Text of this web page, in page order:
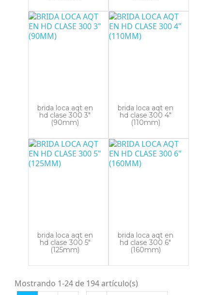
brida loca aqt en
hd clase 300 3"
(90mm)
brida loca aqt en
hd clase 300 4"
(110mm)
brida loca aqt en
hd clase 300 5"
(125mm)
brida loca aqt en
hd clase 300 6"
(160mm)
Mostrando 1-24 de 194 artículo(s)